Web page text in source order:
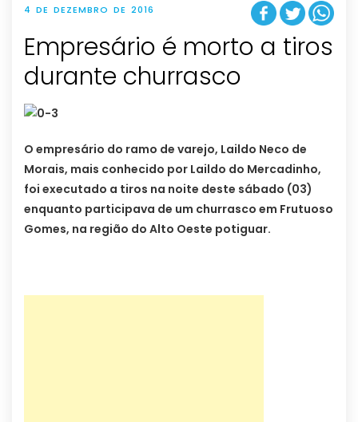
4 DE DEZEMBRO DE 2016
Empresário é morto a tiros
durante churrasco
O empresário do ramo de varejo, Laildo Neco de
Morais, mais conhecido por Laildo do Mercadinho,
foi executado a tiros na noite deste sábado (03)
enquanto participava de um churrasco em Frutuoso
Gomes, na região do Alto Oeste potiguar.